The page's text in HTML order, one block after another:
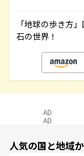
「地球の歩き方
石の世界！
AD
AD
人気の国と地域